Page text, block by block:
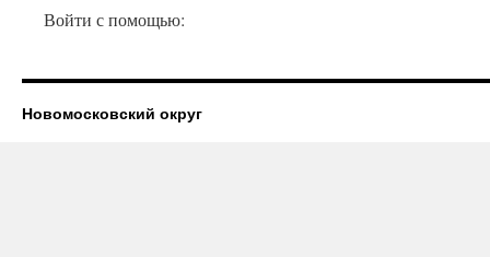
Войти с помощью:
Новомосковский округ